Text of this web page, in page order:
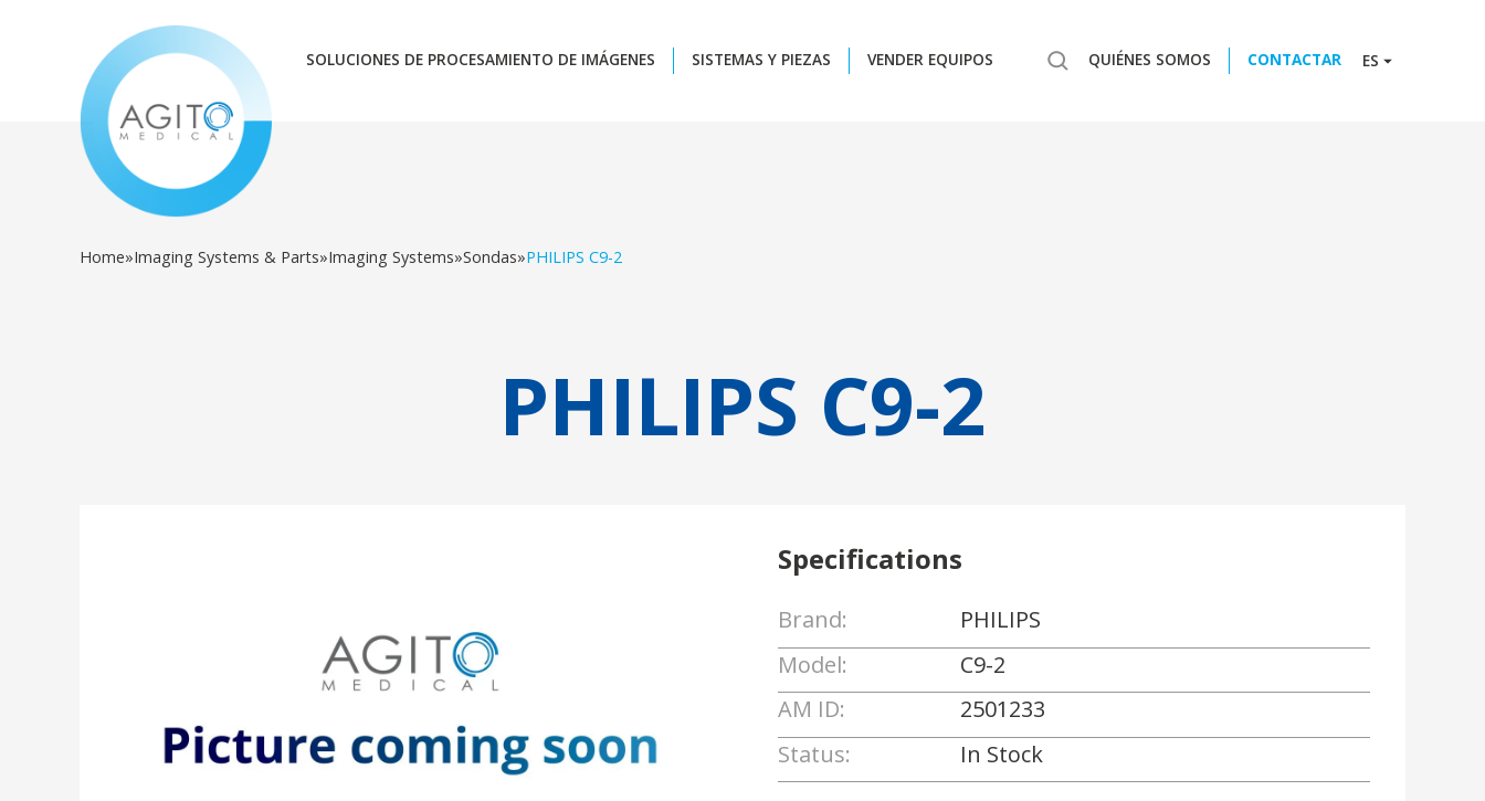
SOLUCIONES DE PROCESAMIENTO DE IMÁGENES SISTEMAS Y PIEZAS VENDER EQUIPOS QUIÉNES SOMOS CONTACTAR ES
Home»Imaging Systems & Parts»Imaging Systems»Sondas»PHILIPS C9-2
PHILIPS C9-2
Specifications
Brand:
PHILIPS
Model:
C9-2
AM ID:
2501233
Status:
In Stock